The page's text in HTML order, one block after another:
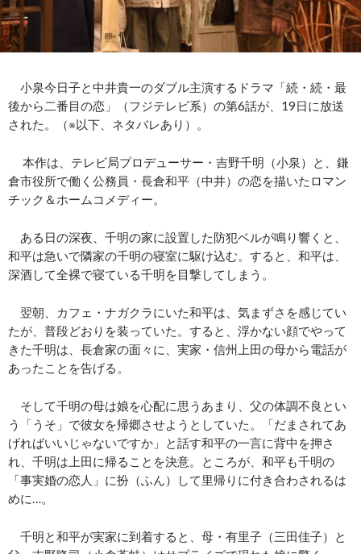
小泉今日子と中井貴一のダブル主演するドラマ「続・続・最
後から二番目の恋」（フジテレビ系）の第6話が、19日に放送
された。（※以下、ネタバレあり）。
本作は、テレビ局プロデューサー・吉野千明（小泉）と、鎌
倉市役所で働く公務員・長倉和平（中井）の恋を描いたロマン
チック＆ホームコメディー。
ある日の深夜、千明の家に設置した防犯ベルが鳴り響くと、
和平は急いで隣家の千明の寝室に駆け込む。すると、和平は、
深酒して全裸で寝ている千明を目撃してしまう。
翌朝、カフェ・ナガクラにいた和平は、気まずさを感じてい
たが、普段どおりを装っていた。すると、浮かない顔でやって
きた千明は、長倉家の面々に、実家・信州上田の母から電話が
あったことを告げる。
そして千明の母は娘を心配に思うあまり、父の体調不良とい
う「うそ」で彼女を帰郷させようとしていた。「だまされてあ
げればいいじゃないですか」と話す和平の一言に背中を押さ
れ、千明は上田に帰ることを決意。ところが、和平も千明の
「事実婚の恋人」に扮（ふん）して里帰りに付き合わされるは
めに…。
千明と和平が実家に到着すると、母・有里子（三田佳子）と